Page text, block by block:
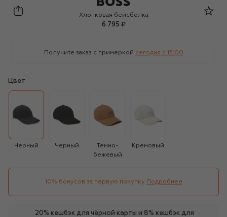
BOSS
Хлопковая бейсболка
6 795 ₽
Получите заказ с примеркой сегодня c 15:00
Цвет
Черный Черный
Темно-
бежевый
Кремовый
10% бонусов за первую покупку Подробнее
20% кешбэк для чёрной карты и 8% кешбэк для